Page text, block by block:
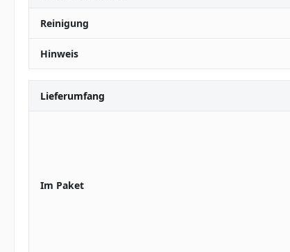
Reinigung
Hinweis
Lieferumfang
Im Paket